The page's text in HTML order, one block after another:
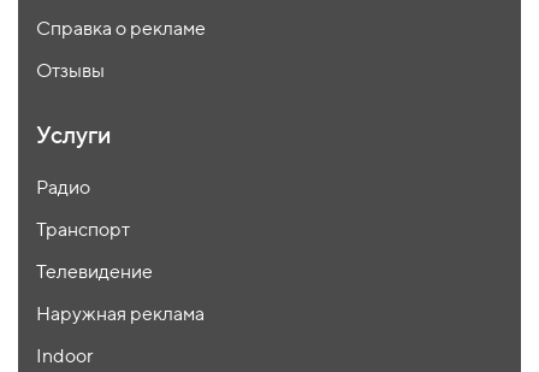
Справка о рекламе
Отзывы
Услуги
Радио
Транспорт
Телевидение
Наружная реклама
Indoor